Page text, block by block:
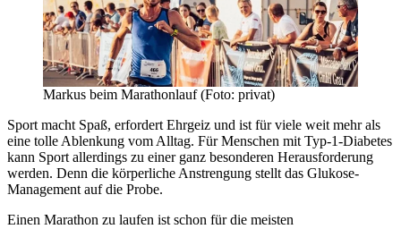
Markus beim Marathonlauf (Foto: privat)
Sport macht Spaß, erfordert Ehrgeiz und ist für viele weit mehr als
eine tolle Ablenkung vom Alltag. Für Menschen mit Typ-1-Diabetes
kann Sport allerdings zu einer ganz besonderen Herausforderung
werden. Denn die körperliche Anstrengung stellt das Glukose-
Management auf die Probe.
Einen Marathon zu laufen ist schon für die meisten